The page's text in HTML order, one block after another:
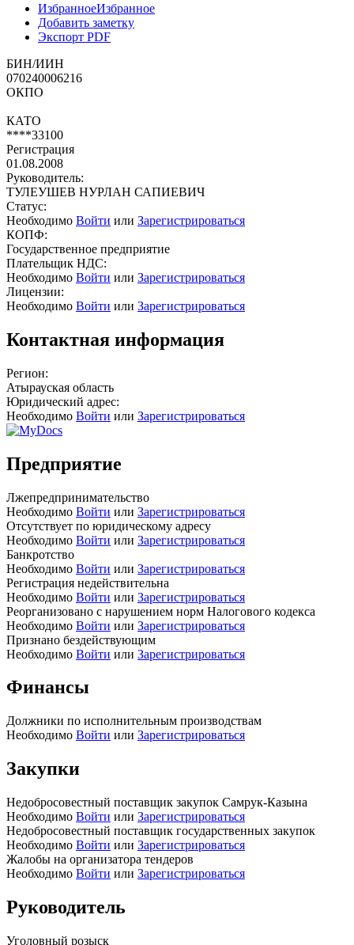
ИзбранноеИзбранное
Добавить заметку
Экспорт PDF
БИН/ИИН
070240006216
ОКПО
КАТО
****33100
Регистрация
01.08.2008
Руководитель:
ТУЛЕУШЕВ НУРЛАН САПИЕВИЧ
Статус:
Необходимо Войти или Зарегистрироваться
КОПФ:
Государственное предприятие
Плательщик НДС:
Необходимо Войти или Зарегистрироваться
Лицензии:
Необходимо Войти или Зарегистрироваться
Контактная информация
Регион:
Атырауская область
Юридический адрес:
Необходимо Войти или Зарегистрироваться
Предприятие
Лжепредпринимательство
Необходимо Войти или Зарегистрироваться
Отсутствует по юридическому адресу
Необходимо Войти или Зарегистрироваться
Банкротство
Необходимо Войти или Зарегистрироваться
Регистрация недействительна
Необходимо Войти или Зарегистрироваться
Реорганизовано с нарушением норм Налогового кодекса
Необходимо Войти или Зарегистрироваться
Признано бездействующим
Необходимо Войти или Зарегистрироваться
Финансы
Должники по исполнительным производствам
Необходимо Войти или Зарегистрироваться
Закупки
Недобросовестный поставщик закупок Самрук-Казына
Необходимо Войти или Зарегистрироваться
Недобросовестный поставщик государственных закупок
Необходимо Войти или Зарегистрироваться
Жалобы на организатора тендеров
Необходимо Войти или Зарегистрироваться
Руководитель
Уголовный розыск